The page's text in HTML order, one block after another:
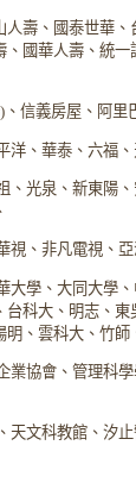
壽、國泰世華
國華人壽、統
信義房屋、阿里
洋、華泰、六福
、光泉、新東陽
視、非凡電視、
大學、大同大學
科大、明志、
、雲科大、竹
業協會、管理科
天文科教館、汐